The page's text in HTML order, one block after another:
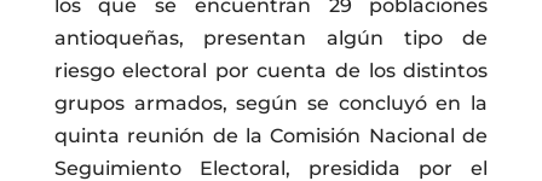
los que se encuentran 29 poblaciones
antioqueñas, presentan algún tipo de
riesgo electoral por cuenta de los distintos
grupos armados, según se concluyó en la
quinta reunión de la Comisión Nacional de
Seguimiento Electoral, presidida por el